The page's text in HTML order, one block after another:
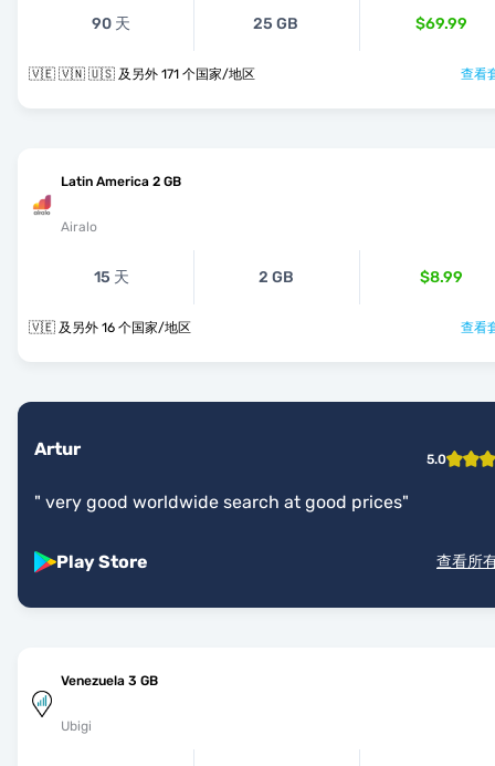
90 天 25 GB $69.99
🇻🇪 🇻🇳 🇺🇸 及另外 171 个国家/地区 查看
Latin America 2 GB
Airalo
15 天 2 GB $8.99
🇻🇪 及另外 16 个国家/地区 查看
Artur 5.0
" very good worldwide search at good prices"
Play Store 查看所
Venezuela 3 GB
Ubigi